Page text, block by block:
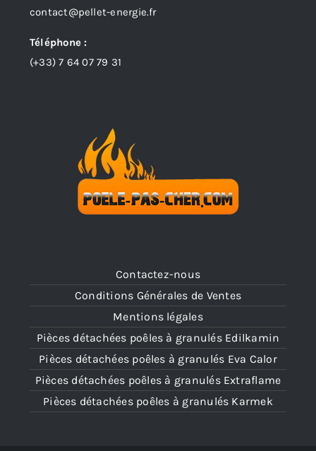
Contactez-nous
Conditions Générales de Ventes
Mentions légales
Pièces détachées poêles à granulés Edilkamin
Pièces détachées poêles à granulés Eva Calor
Pièces détachées poêles à granulés Extraflame
Pièces détachées poêles à granulés Karmek
contact@pellet-energie.fr
Téléphone :
(+33)7 64 07 79 31